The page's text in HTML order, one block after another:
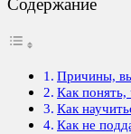
Содержание
Причины,
Как понять,
Как
Как не